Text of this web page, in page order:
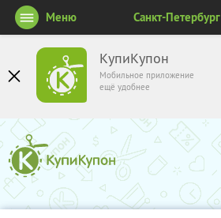
КупиКупон
Мобильное приложение
ещё удобнее
Меню Санкт-Петербург